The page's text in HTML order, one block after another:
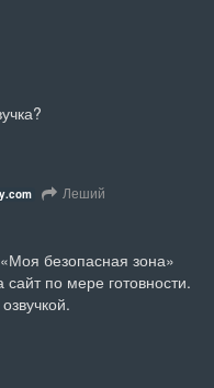
Леший
безопасная зона»
по мере готовности.